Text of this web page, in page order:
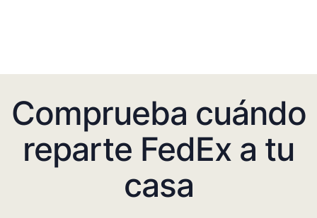
Comprueba cuándo
reparte FedEx a tu
casa